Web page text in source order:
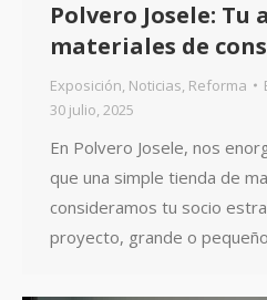
Polvero Josele: Tu
materiales de
Exposición, Noticias, Reforma
30 julio, 2025
En Polvero Josele, nos
que una simple tienda de
consideramos tu socio
proyecto, grande o